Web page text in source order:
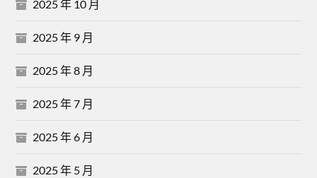
2025 年 10 月
2025 年 9 月
2025 年 8 月
2025 年 7 月
2025 年 6 月
2025 年 5 月